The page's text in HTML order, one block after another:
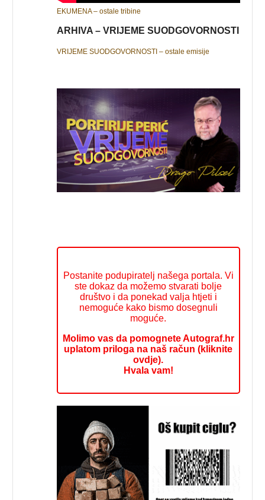
EKUMENA – ostale tribine
ARHIVA – VRIJEME SUODGOVORNOSTI
VRIJEME SUODGOVORNOSTI – ostale emisije
Postanite podupiratelj našega portala. Vi
ste dokaz da možemo stvarati bolje
društvo i da ponekad valja htjeti i
nemoguće kako bismo dosegnuli
moguće.
Molimo vas da pomognete Autograf.hr
uplatom priloga na naš račun (kliknite
ovdje).
Hvala vam!